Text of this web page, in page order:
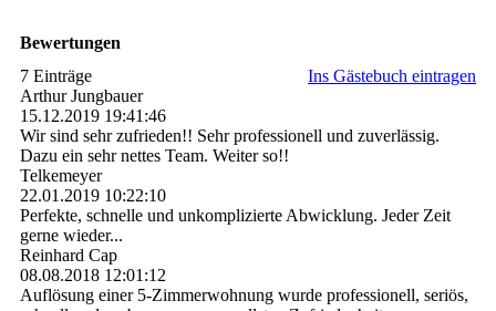
Bewertungen
7 Einträge
Ins Gästebuch eintragen
Arthur Jungbauer
15.12.2019 19:41:46
Wir sind sehr zufrieden!! Sehr professionell und zuverlässig.
Dazu ein sehr nettes Team. Weiter so!!
Telkemeyer
22.01.2019 10:22:10
Perfekte, schnelle und unkomplizierte Abwicklung. Jeder Zeit
gerne wieder...
Reinhard Cap
08.08.2018 12:01:12
Auflösung einer 5-Zimmerwohnung wurde professionell, seriös,